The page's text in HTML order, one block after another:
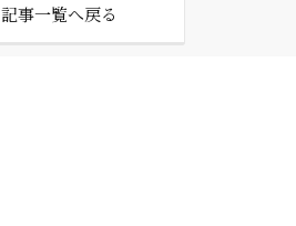
記事一覧へ戻る